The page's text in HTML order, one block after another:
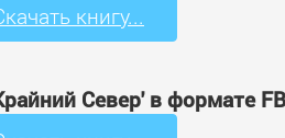
книгу...
Север' в формате